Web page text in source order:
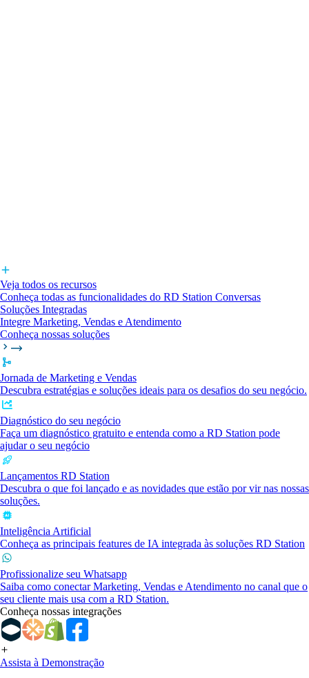
Veja todos os recursos
Conheça todas as funcionalidades do RD Station Conversas
Soluções Integradas
Integre Marketing, Vendas e Atendimento
Conheça nossas soluções
Jornada de Marketing e Vendas
Descubra estratégias e soluções ideais para os desafios do seu negócio.
Diagnóstico do seu negócio
Faça um diagnóstico gratuito e entenda como a RD Station pode
ajudar o seu negócio
Lançamentos RD Station
Descubra o que foi lançado e as novidades que estão por vir nas nossas
soluções.
Inteligência Artificial
Conheça as principais features de IA integrada às soluções RD Station
Profissionalize seu Whatsapp
Saiba como conectar Marketing, Vendas e Atendimento no canal que o
seu cliente mais usa com a RD Station.
Conheça nossas integrações
Assista à Demonstração